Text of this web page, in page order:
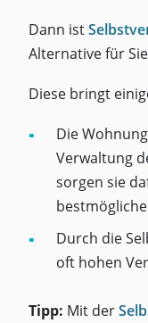
Dann ist
Alternative für
Diese bringt
Die
Verwaltung
sorgen sie
Durch die
oft hohen
Tipp: Mit der